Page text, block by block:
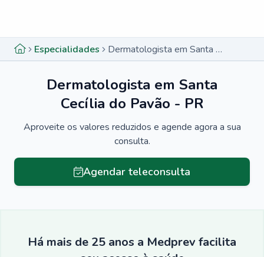
Especialidades Dermatologista em Santa Cecília do Pavão - PR
Dermatologista em Santa
Cecília do Pavão - PR
Aproveite os valores reduzidos e agende agora a sua
consulta.
Agendar teleconsulta
Há mais de 25 anos a Medprev facilita